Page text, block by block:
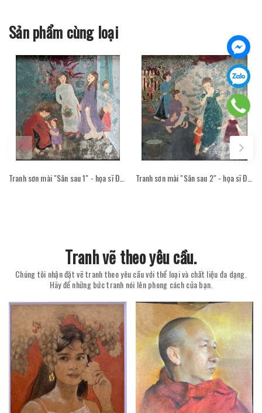
Sản phẩm cùng loại
Tranh vẽ theo yêu cầu.
Chúng tôi nhận đặt vẽ tranh theo yêu cầu với thể loại và chất liệu đa dạng.
Hãy để những bức tranh nói lên phong cách của bạn.